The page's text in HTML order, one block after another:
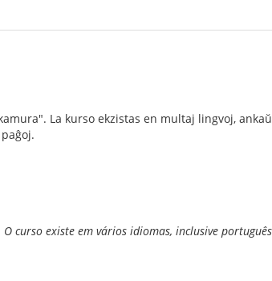
La kurso ekzistas en multaj lingvoj,
curso existe em vários idiomas, inclusive